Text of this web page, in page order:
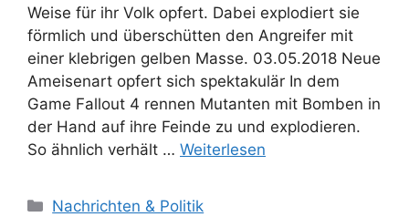
Weise für ihr Volk opfert. Dabei explodiert sie
förmlich und überschütten den Angreifer mit
einer klebrigen gelben Masse. 03.05.2018 Neue
Ameisenart opfert sich spektakulär In dem
Game Fallout 4 rennen Mutanten mit Bomben in
der Hand auf ihre Feinde zu und explodieren.
So ähnlich verhält … Weiterlesen
K
Nachrichten & Politik